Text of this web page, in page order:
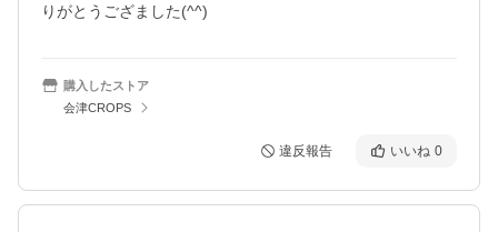
りがとうござました(^^)
購入したストア
会津CROPS
違反報告 いいね 0